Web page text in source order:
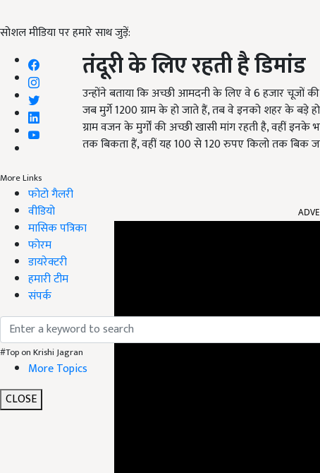
सोशल मीडिया पर हमारे साथ जुड़ें:
More Links
फोटो गैलरी
वीडियो
मासिक पत्रिका
फोरम
डायरेक्टरी
हमारी टीम
संपर्क
#Top on Krishi Jagran
More Topics
CLOSE
तंदूरीकेलिएरहतीहैडिमांड
उन्होंने बताया कि अच्छी आमदनी के लिए वे 6 हजार चूजों की
जब मुर्गे 1200 ग्राम के हो जाते हैं, तब वे इनको शहर के बड़े
ग्राम वजन के मुर्गों की अच्छी खासी मांग रहती है, वहीं
तक बिकता हैं, वहीं यह 100 से 120 रुपए किलो तक बिक